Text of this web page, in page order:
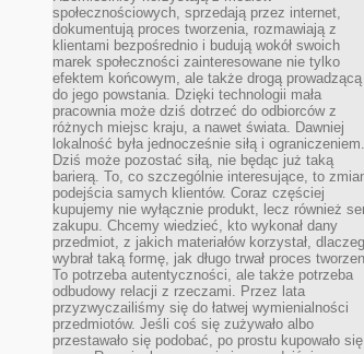
społecznościowych, sprzedają przez internet,
dokumentują proces tworzenia, rozmawiają z
klientami bezpośrednio i budują wokół swoich
marek społeczności zainteresowane nie tylko
efektem końcowym, ale także drogą prowadzącą
do jego powstania. Dzięki technologii mała
pracownia może dziś dotrzeć do odbiorców z
różnych miejsc kraju, a nawet świata. Dawniej
lokalność była jednocześnie siłą i ograniczeniem.
Dziś może pozostać siłą, nie będąc już taką
barierą. To, co szczególnie interesujące, to
podejścia samych klientów. Coraz częściej
kupujemy nie wyłącznie produkt, lecz również
zakupu. Chcemy wiedzieć, kto wykonał dany
przedmiot, z jakich materiałów korzystał,
wybrał taką formę, jak długo trwał proces
To potrzeba autentyczności, ale także potrzeba
odbudowy relacji z rzeczami. Przez lata
przyzwyczailiśmy się do łatwej wymienialności
przedmiotów. Jeśli coś się zużywało albo
przestawało się podobać, po prostu kupowało się